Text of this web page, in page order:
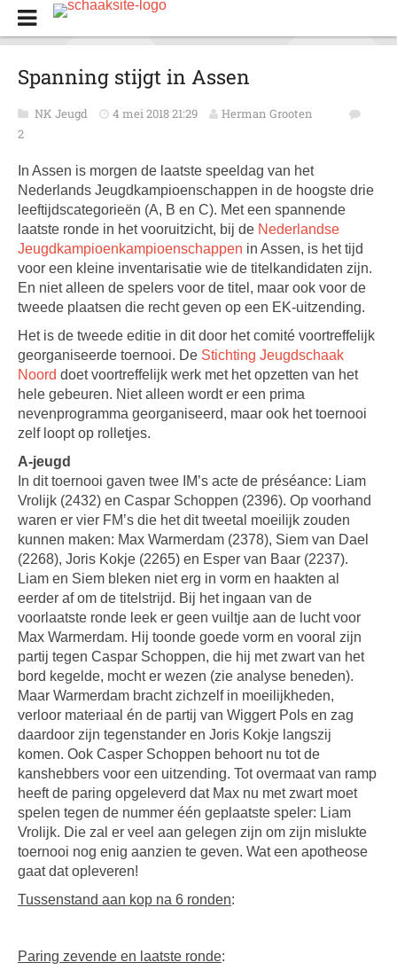
Spanning stijgt in Assen
NK Jeugd 4 mei 2018 21:29
Herman Grooten
2
In Assen is morgen de laatste speeldag van het
Nederlands Jeugdkampioenschappen in de hoogste drie
leeftijdscategorieën (A, B en C). Met een spannende
laatste ronde in het vooruitzicht, bij de Nederlandse
Jeugdkampioenkampioenschappen in Assen, is het tijd
voor een kleine inventarisatie wie de titelkandidaten zijn.
En niet alleen de spelers voor de titel, maar ook voor de
tweede plaatsen die recht geven op een EK-uitzending.
Het is de tweede editie in dit door het comité voortreffelijk
georganiseerde toernooi. De Stichting Jeugdschaak
Noord doet voortreffelijk werk met het opzetten van het
hele gebeuren. Niet alleen wordt er een prima
nevenprogramma georganiseerd, maar ook het toernooi
zelf loopt op rolletjes.
A-jeugd
In dit toernooi gaven twee IM’s acte de préséance: Liam
Vrolijk (2432) en Caspar Schoppen (2396). Op voorhand
waren er vier FM’s die het dit tweetal moeilijk zouden
kunnen maken: Max Warmerdam (2378), Siem van Dael
(2268), Joris Kokje (2265) en Esper van Baar (2237).
Liam en Siem bleken niet erg in vorm en haakten al
eerder af om de titelstrijd. Bij het ingaan van de
voorlaatste ronde leek er geen vuiltje aan de lucht voor
Max Warmerdam. Hij toonde goede vorm en vooral zijn
partij tegen Caspar Schoppen, die hij met zwart van het
bord kegelde, mocht er wezen (zie analyse beneden).
Maar Warmerdam bracht zichzelf in moeilijkheden,
verloor materiaal én de partij van Wiggert Pols en zag
daardoor zijn tegenstander en Joris Kokje langszij
komen. Ook Casper Schoppen behoort nu tot de
kanshebbers voor een uitzending. Tot overmaat van ramp
heeft de paring opgeleverd dat Max nu met zwart moet
spelen tegen de nummer één geplaatste speler: Liam
Vrolijk. Die zal er veel aan gelegen zijn om zijn mislukte
toernooi nog enig aanzien te geven. Wat een apotheose
gaat dat opleveren!
Tussenstand aan kop na 6 ronden:
Paring zevende en laatste ronde: